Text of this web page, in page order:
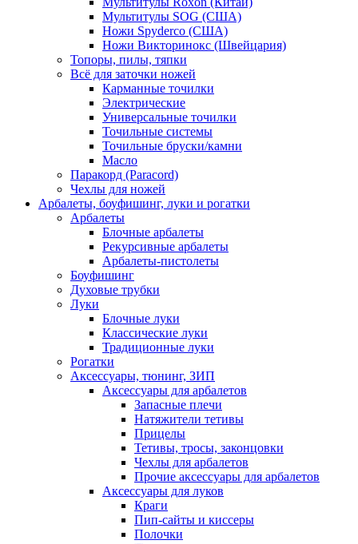
Мультитулы SOG (США)
Ножи Spyderco (США)
Ножи Викторинокс (Швейцария)
Топоры, пилы, тяпки
Всё для заточки ножей
Карманные точилки
Электрические
Универсальные точилки
Точильные системы
Точильные бруски/камни
Масло
Паракорд (Paracord)
Чехлы для ножей
Арбалеты, боуфишинг, луки и рогатки
Арбалеты
Блочные арбалеты
Рекурсивные арбалеты
Арбалеты-пистолеты
Боуфишинг
Духовые трубки
Луки
Блочные луки
Классические луки
Традиционные луки
Рогатки
Аксессуары, тюнинг, ЗИП
Аксессуары для арбалетов
Запасные плечи
Натяжители тетивы
Прицелы
Тетивы, тросы, законцовки
Чехлы для арбалетов
Прочие аксессуары для арбалетов
Аксессуары для луков
Краги
Пип-сайты и киссеры
Полочки